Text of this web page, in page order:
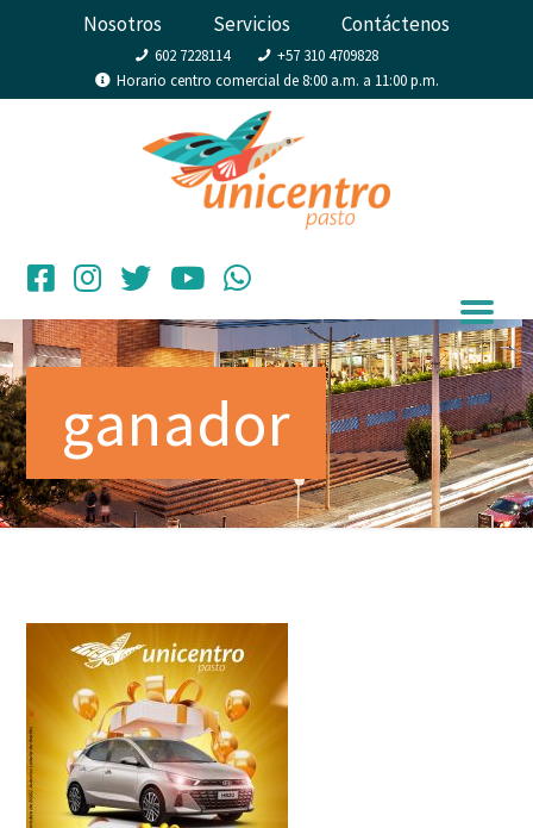
Nosotros Servicios Contáctenos
602 7228114
+57 310 4709828
Horario centro comercial de 8:00 a.m. a 11:00 p.m.
ganador